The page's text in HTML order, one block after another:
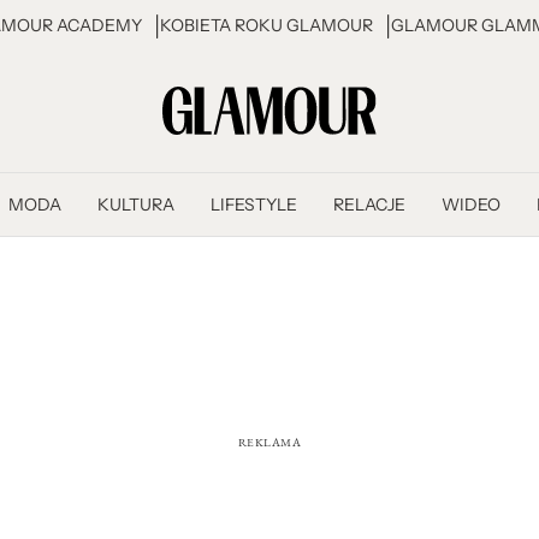
ACADEMY KOBIETA ROKU GLAMOUR GLAMOUR
MODA KULTURA LIFESTYLE RELACJE WIDEO